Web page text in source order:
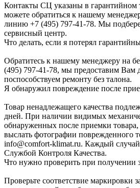
Контакты СЦ указаны в
можете обратиться к нашему
линию +7 (495) 797-41-78. Мы
сервисный центр.
Что делать, если я потерял
Обратитесь к нашему менеджеру на
(495) 797-41-78, мы предоставим Вам
поспособствуем ремонту без талона.
Я обнаружил повреждение после
Товар ненадлежащего качества
дней. При наличии видимых
обнаруженных после приемки
выслать фотографии поврежденного
info@comfort-klimat.ru. Каждый случай
Службой Контроля Качества.
Что нужно проверить при получении
Проверьте соответствие маркировки